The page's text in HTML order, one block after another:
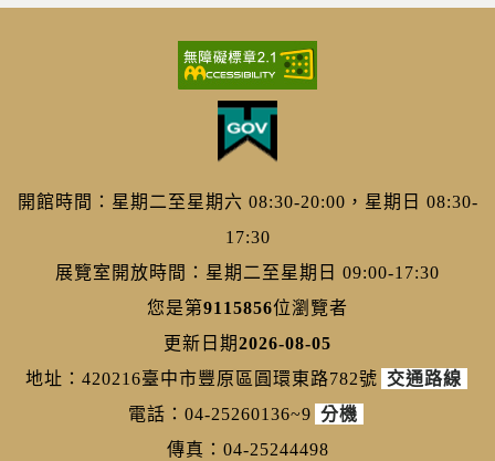
開館時間：星期二至星期六 08:30-20:00，星期日 08:30-
17:30
展覽室開放時間：星期二至星期日 09:00-17:30
您是第9115856位瀏覽者
更新日期2026-08-05
地址：420216臺中市豐原區圓環東路782號 交通路線
電話：04-25260136~9 分機
傳真：04-25244498